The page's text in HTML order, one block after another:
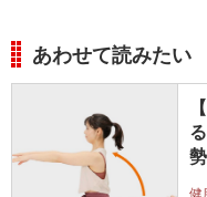
あわせて読みたい
健